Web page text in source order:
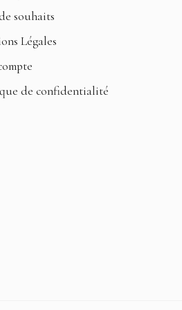
souhaits
Légales
de confidentialité